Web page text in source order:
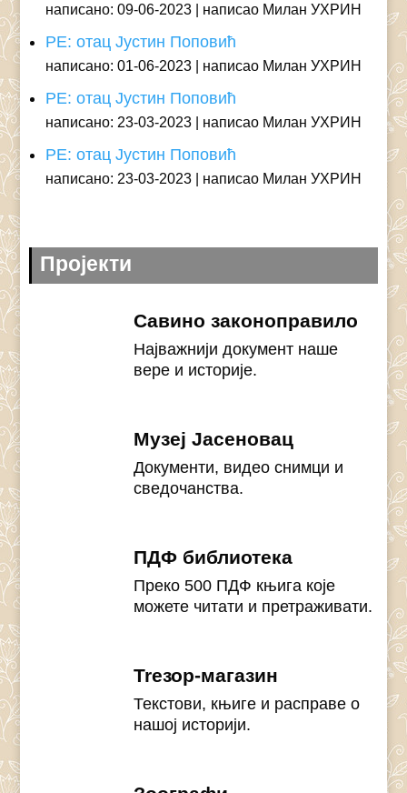
написано: 09-06-2023 написао Милан УХРИН
РЕ: отац Јустин Поповић
написано: 01-06-2023 написао Милан УХРИН
РЕ: отац Јустин Поповић
написано: 23-03-2023 написао Милан УХРИН
РЕ: отац Јустин Поповић
написано: 23-03-2023 написао Милан УХРИН
Пројекти
Савино законоправило
Најважнији документ наше
вере и историје.
Музеј Јасеновац
Документи, видео снимци и
сведочанства.
ПДФ библиотека
Преко 500 ПДФ књига које
можете читати и претраживати.
Treзор-магазин
Текстови, књиге и расправе о
нашој историји.